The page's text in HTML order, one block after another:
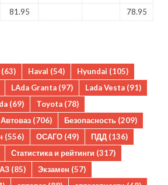
81.95 78.95
(63) Haval (54) Hyundai (105)
LAda Granta (97) Lada Vesta (91)
(69) Toyota (78)
Автоваз (706) Безопасность (209)
(556) ОСАГО (49) ПДД (136)
Статистика и рейтинги (317)
(85) Экзамен (57)